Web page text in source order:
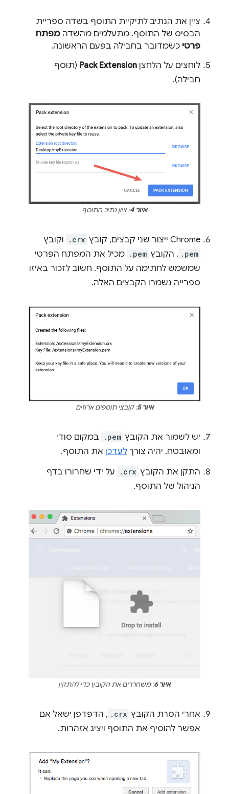
ציין את הנתיב לתיקיית התוסף בשדה ספריית
הבסיס של התוסף. מתעלמים מהשדה מפתח
פרטי כשמדובר בחבילה בפעם הראשונה.
לוחצים על הלחצן Pack Extension (תוסף
חבילה).
איור 4 : ציון נתיב התוסף
Chrome ייצור שני קבצים, קובץ .crx וקובץ
.pem . הקובץ .pem מכיל את המפתח הפרטי
שמשמש לחתימה על התוסף. חשוב לזכור באיזו
ספרייה נשמרו הקבצים האלה.
איור 5 : קובצי תוספים ארוזים
יש לשמור את הקובץ .pem
במקום סודי
ומאובטח. יהיה צורך לעדכן את התוסף.
התקן את הקובץ .crx
על ידי שחרורו בדף
הניהול של התוסף.
איור 6 : משחררים את הקובץ כדי להתקין
אחרי הסרת הקובץ .crx , הדפדפן ישאל אם
אפשר להוסיף את התוסף ויציג אזהרות.